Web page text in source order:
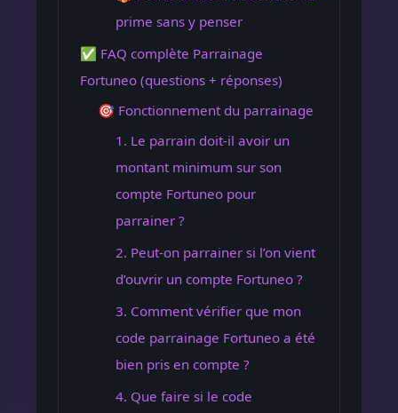
prime sans y penser
✅ FAQ complète Parrainage
Fortuneo (questions + réponses)
🎯 Fonctionnement du parrainage
1. Le parrain doit-il avoir un
montant minimum sur son
compte Fortuneo pour
parrainer ?
2. Peut-on parrainer si l’on vient
d’ouvrir un compte Fortuneo ?
3. Comment vérifier que mon
code parrainage Fortuneo a été
bien pris en compte ?
4. Que faire si le code